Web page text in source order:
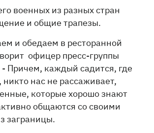
военных из разных стран
и общие трапезы.
и обедаем в ресторанной
офицер пресс-группы
Причем, каждый садится, где
никто нас не рассаживает,
которые хорошо знают
общаются со своими
заграницы.